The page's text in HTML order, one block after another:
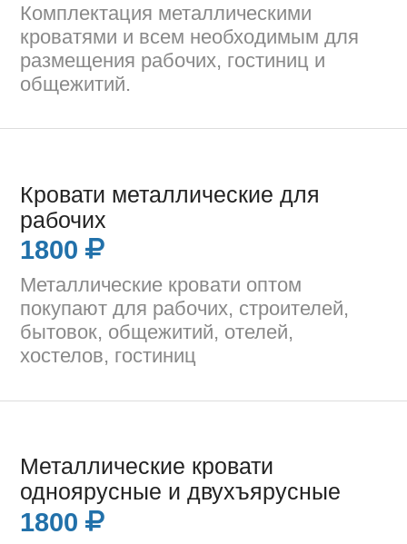
Комплектация металлическими
кроватями и всем необходимым для
размещения рабочих, гостиниц и
общежитий.
Кровати металлические для
рабочих
1800
Металлические кровати оптом
покупают для рабочих, строителей,
бытовок, общежитий, отелей,
хостелов, гостиниц
Металлические кровати
одноярусные и двухъярусные
1800